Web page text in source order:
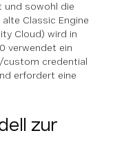
und sowohl die
Classic Engine
Cloud) wird in
verwendet ein
custom credential
erfordert eine
zur